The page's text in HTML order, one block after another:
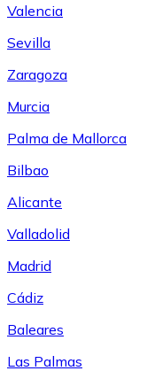
Valencia
Sevilla
Zaragoza
Murcia
Palma de Mallorca
Bilbao
Alicante
Valladolid
Madrid
Cádiz
Baleares
Las Palmas